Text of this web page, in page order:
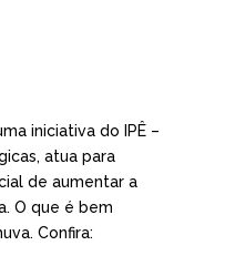
iniciativa do IPÊ –
atua para
de aumentar a
O que é bem
Confira: